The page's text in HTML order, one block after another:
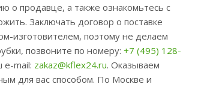
о продавце, а также ознакомьтесь с
Заключать договор о поставке
изготовителем, поэтому не делаем
позвоните по номеру: +7 (495) 128-
e-mail: zakaz@kflex24.ru. Оказываем
для вас способом. По Москве и